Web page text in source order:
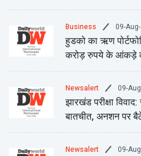
Business 09-
हुडको का ऋण
करोड़ रुपये के आंकड़े
Newsalert 09-
झारखंड परीक्षा
बातचीत, अनशन पर
Newsalert 09-